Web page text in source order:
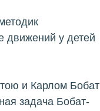
движений у детей
и Карлом Бобат
задача Бобат-